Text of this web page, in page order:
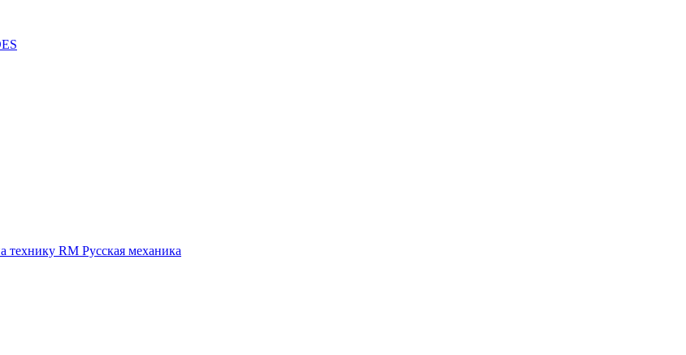
технику RM Русская механика